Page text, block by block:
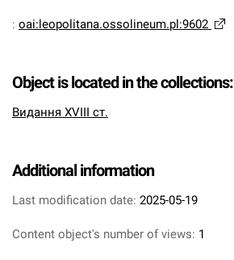
: oai:leopolitana.ossolineum.pl:9602
Object is located in the collections:
Видання XVIII ст.
Additional information
Last modification date: 2025-05-19
Content object's number of views: 1